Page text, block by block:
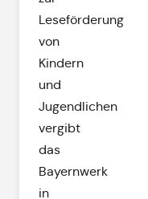
Leseförderung
von
Kindern
und
Jugendlichen
vergibt
das
Bayernwerk
in